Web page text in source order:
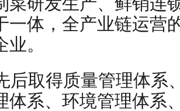
一体，全产业链运营
。
后取得质量管理体系
体系、环境管理体系